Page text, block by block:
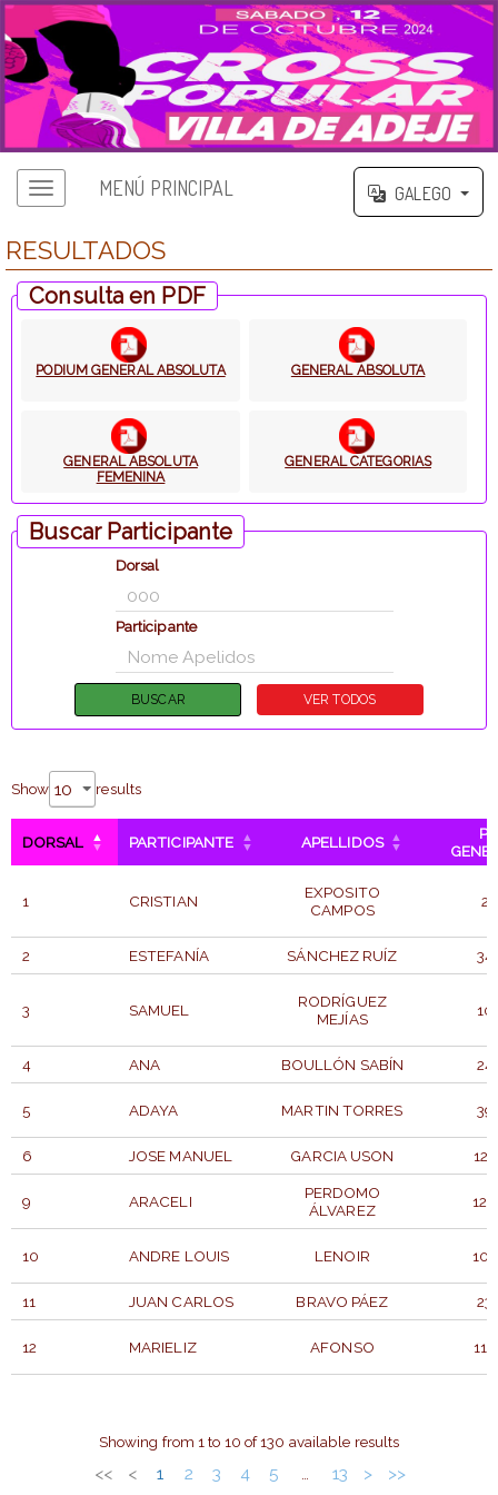
MENÚ PRINCIPAL GALEGO
RESULTADOS
Consulta en PDF
PODIUM GENERAL ABSOLUTA GENERAL ABSOLUTA
GENERAL ABSOLUTA
FEMENINA
GENERAL CATEGORIAS
Buscar Participante
Dorsal
Participante
Show results
DORSAL PARTICIPANTE APELLIDOS
P.
1 CRISTIAN
EXPOSITO
CAMPOS
2
2 ESTEFANÍA SÁNCHEZ RUÍZ 34
3 SAMUEL
RODRÍGUEZ
MEJÍAS
10
4 ANA BOULLÓN SABÍN 24
5 ADAYA MARTIN TORRES 39
6 JOSE MANUEL GARCIA USON 125
9 ARACELI
PERDOMO
ÁLVAREZ
126
10 ANDRE LOUIS LENOIR 105
11 JUAN CARLOS BRAVO PÁEZ 23
12 MARIELIZ AFONSO 116
Showing from 1 to 10 of 130 available results
<< < 1 2 3 4 5 … 13 > >>